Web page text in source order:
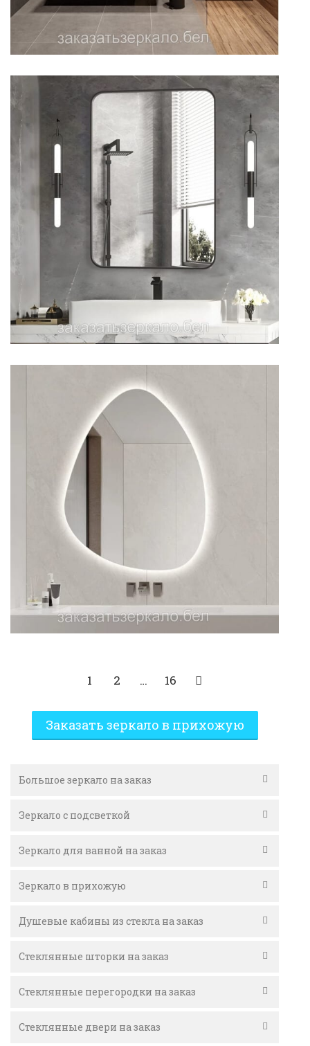
Зеркало для ванной с
закругленными углами
Зеркало для ванной декоративное
1 2 … 16
Заказать зеркало в прихожую
Большое зеркало на заказ
Зеркало с подсветкой
Зеркало для ванной на заказ
Зеркало в прихожую
Душевые кабины из стекла на заказ
Стеклянные шторки на заказ
Стеклянные перегородки на заказ
Стеклянные двери на заказ